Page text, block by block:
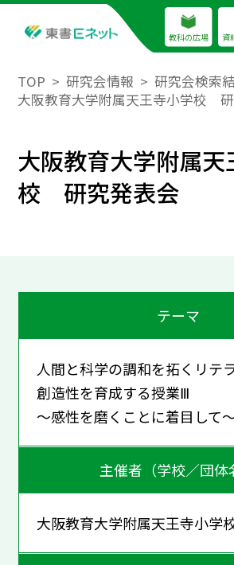
教科の広場 資
TOP 研究会情報
研究会検索
大阪教育大学附属天王寺小学校
大阪教育大学附属天
校 研究発表会
テーマ
人間と科学の調和を拓くリテ
創造性を育成する授業Ⅲ
～感性を磨くことに着目して
主催者（学校／団体
大阪教育大学附属天王寺小学